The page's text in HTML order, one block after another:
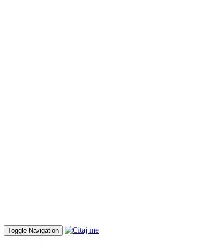
Toggle Navigation